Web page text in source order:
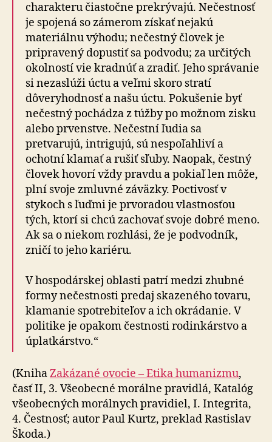
charakteru čiastočne prekrývajú. Nečestnosť
je spojená so zámerom získať nejakú
materiálnu výhodu; nečestný človek je
pripravený dopustiť sa podvodu; za určitých
okolností vie kradnúť a zradiť. Jeho správanie
si nezaslúži úctu a veľmi skoro stratí
dôveryhodnosť a našu úctu. Pokušenie byť
nečestný pochádza z túžby po možnom zisku
alebo prvenstve. Nečestní ľudia sa
pretvarujú, intrigujú, sú nespoľahliví a
ochotní klamať a rušiť sľuby. Naopak, čestný
človek hovorí vždy pravdu a pokiaľ len môže,
plní svoje zmluvné záväzky. Poctivosť v
stykoch s ľuďmi je prvoradou vlastnosťou
tých, ktorí si chcú zachovať svoje dobré meno.
Ak sa o niekom rozhlási, že je podvodník,
zničí to jeho kariéru.
V hospodárskej oblasti patrí medzi zhubné
formy nečestnosti predaj skazeného tovaru,
klamanie spotrebiteľov a ich okrádanie. V
politike je opakom čestnosti rodinkárstvo a
úplatkárstvo.“
(KnihaZakázané ovocie – Etika humanizmu,
časť II, 3. Všeobecné morálne pravidlá, Katalóg
všeobecných morálnych pravidiel, I. Integrita,
4. Čestnosť; autor Paul Kurtz, preklad Rastislav
Škoda.)